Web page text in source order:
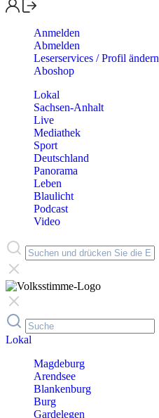
Anmelden
Abmelden
Leserservices / Profil ändern
Aboshop
Lokal
Sachsen-Anhalt
Live
Mediathek
Sport
Deutschland
Panorama
Leben
Blaulicht
Podcast
Video
Lokal
Magdeburg
Arendsee
Blankenburg
Burg
Gardelegen